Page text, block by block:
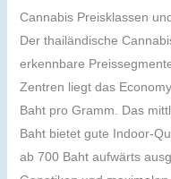
Cannabis Preisklassen
Der thailändische
erkennbare
Zentren liegt das
Baht pro Gramm. Das
Baht bietet gute Indoor-
ab 700 Baht aufwärts